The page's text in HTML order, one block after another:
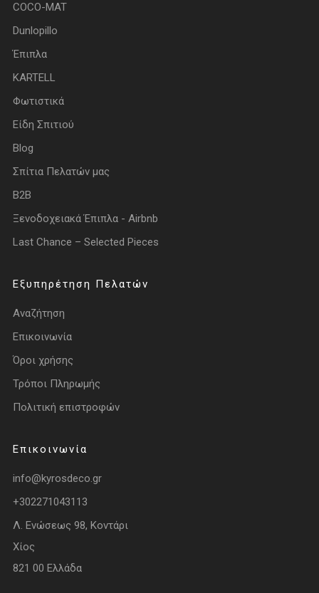
COCO-MAT
Dunlopillo
Έπιπλα
KARTELL
Φωτιστικά
Είδη Σπιτιού
Blog
Σπίτια Πελατών μας
B2B
Ξενοδοχειακά Έπιπλα - Airbnb
Last Chance – Selected Pieces
Εξυπηρέτηση Πελατών
Αναζήτηση
Επικοινωνία
Όροι χρήσης
Τρόποι Πληρωμής
Πολιτική επιστροφών
Επικοινωνία
info@kyrosdeco.gr
+302271043113
Λ. Ενώσεως 98, Κοντάρι
Χίος
821 00 Ελλάδα